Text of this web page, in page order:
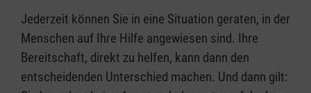
Jederzeit können Sie in eine Situation geraten, in der
Menschen auf Ihre Hilfe angewiesen sind. Ihre
Bereitschaft, direkt zu helfen, kann dann den
entscheidenden Unterschied machen. Und dann gilt: